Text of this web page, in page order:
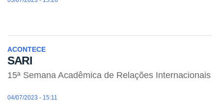
ACONTECE
SARI
15ª Semana Acadêmica de Relações Internacionais
04/07/2023 - 15:11